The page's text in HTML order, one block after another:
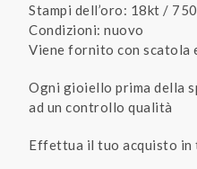
Stampi dell’oro: 18kt / 750
Condizioni: nuovo
Viene fornito con scatola
Ogni gioiello prima della
ad un controllo qualità
Effettua il tuo acquisto in